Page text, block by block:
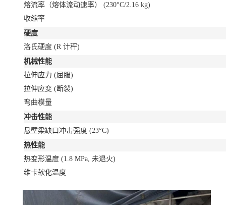
熔流率（熔体流动速率） (230°C/2.16 kg)
收缩率
硬度
洛氏硬度 (R 计秤)
机械性能
拉伸应力 (屈服)
拉伸应变 (断裂)
弯曲模量
冲击性能
悬壁梁缺口冲击强度 (23°C)
热性能
热变形温度 (1.8 MPa, 未退火)
维卡软化温度